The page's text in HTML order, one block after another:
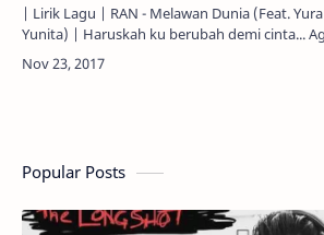
| Lirik Lagu | RAN - Melawan Dunia (Feat. Yura
Yunita) | Haruskah ku berubah demi cinta... Agar
mereka mau menerima... Ketidakbiasaan yang
terjalin... Antara…
Popular Posts